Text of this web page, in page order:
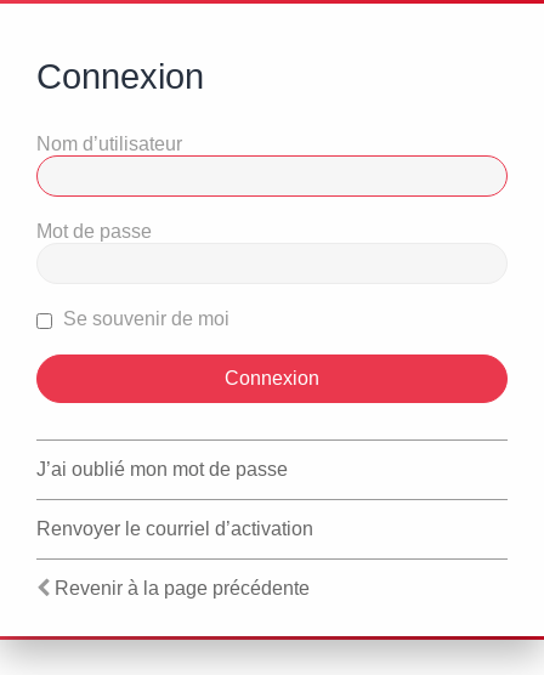
Connexion
Nom d’utilisateur
Mot de passe
Se souvenir de moi
J’ai oublié mon mot de passe
Renvoyer le courriel d’activation
Revenir à la page précédente